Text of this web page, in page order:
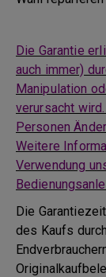
Die Garantie
auch immer)
Manipulation
verursacht
Personen
Weitere
Verwendung
Die
des Kaufs